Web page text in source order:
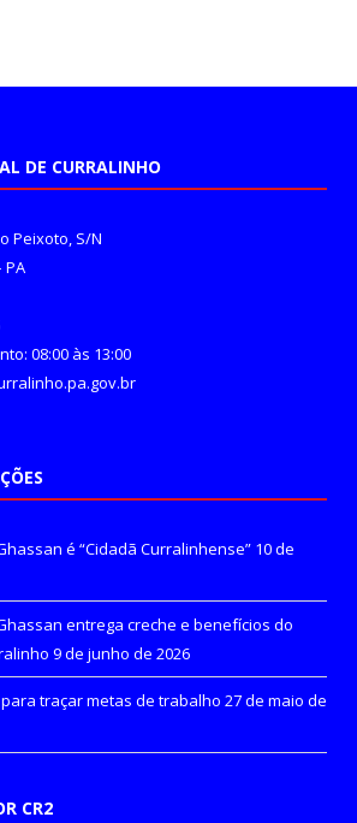
DE CURRALINHO
Peixoto, S/N
PA
08:00 às 13:00
é “Cidadã Curralinhense” 10 de
entrega creche e benefícios do
9 de junho de 2026
traçar metas de trabalho 27 de maio de
CR2